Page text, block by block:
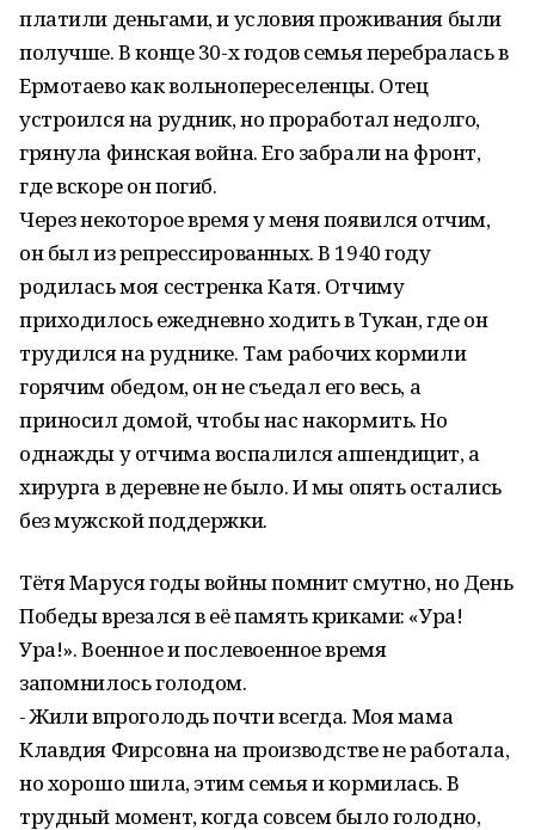
платили деньгами, и условия проживания были
получше. В конце 30-х годов семья перебралась в
Ермотаево как вольнопереселенцы. Отец
устроился на рудник, но проработал недолго,
грянула финская война. Его забрали на фронт,
где вскоре он погиб.
Через некоторое время у меня появился отчим,
он был из репрессированных. В 1940 году
родилась моя сестренка Катя. Отчиму
приходилось ежедневно ходить в Тукан, где он
трудился на руднике. Там рабочих кормили
горячим обедом, он не съедал его весь, а
приносил домой, чтобы нас накормить. Но
однажды у отчима воспалился аппендицит, а
хирурга в деревне не было. И мы опять остались
без мужской поддержки.
Тётя Маруся годы войны помнит смутно, но День
Победы врезался в её память криками: «Ура!
Ура!». Военное и послевоенное время
запомнилось голодом.
- Жили впроголодь почти всегда. Моя мама
Клавдия Фирсовна на производстве не работала,
но хорошо шила, этим семья и кормилась. В
трудный момент, когда совсем было голодно,